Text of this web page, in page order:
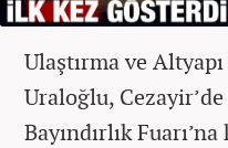
Ulaştırma ve
Uraloğlu,
Bayındırlık